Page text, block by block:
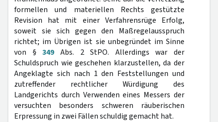
formellen und materiellen Rechts gestützte
Revision hat mit einer Verfahrensrüge Erfolg,
soweit sie sich gegen den Maßregelausspruch
richtet; im Übrigen ist sie unbegründet im Sinne
von §349Abs. 2 StPO. Allerdings war der
Schuldspruch wie geschehen klarzustellen, da der
Angeklagte sich nach 1 den Feststellungen und
zutreffender rechtlicher Würdigung des
Landgerichts durch Verwenden eines Messers der
versuchten besonders schweren räuberischen
Erpressung in zwei Fällen schuldig gemacht hat.